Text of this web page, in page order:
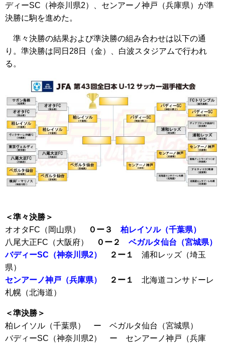
ディーSC（神奈川県2）、センアーノ神戸（兵庫県）が準
決勝に駒を進めた。
準々決勝の結果および準決勝の組み合わせは以下の通
り。準決勝は同日28日（金）、白波スタジアムで行われ
る。
＜準々決勝＞
オオタFC（岡山県）
０ー３
柏レイソル（千葉県）
八尾大正FC（大阪府）
０ー２
ベガルタ仙台（宮城県）
バディーSC（神奈川県2）
２ー１
浦和レッズ（埼玉
県）
センアーノ神戸（兵庫県）
２ー１
北海道コンサドーレ
札幌（北海道）
＜準決勝＞
柏レイソル（千葉県） ー ベガルタ仙台（宮城県）
バディーSC（神奈川県2） ー センアーノ神戸（兵庫